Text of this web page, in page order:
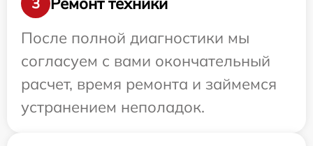
После полной диагностики мы
согласуем с вами окончательный
расчет, время ремонта и займемся
устранением неполадок.